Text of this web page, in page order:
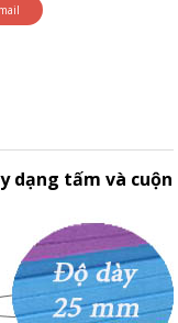
dạng tấm và cuộn